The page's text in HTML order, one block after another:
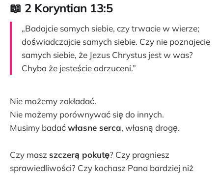
📖 2 Koryntian 13:5
„Badajcie samych siebie, czy trwacie w wierze;
doświadczajcie samych siebie. Czy nie poznajecie
samych siebie, że Jezus Chrystus jest w was?
Chyba że jesteście odrzuceni.”
Nie możemy zakładać.
Nie możemy porównywać się do innych.
Musimy badaćwłasne serca, własną drogę.
Czy masz szczerą pokutę? Czy pragniesz
sprawiedliwości? Czy kochasz Pana bardziej niż